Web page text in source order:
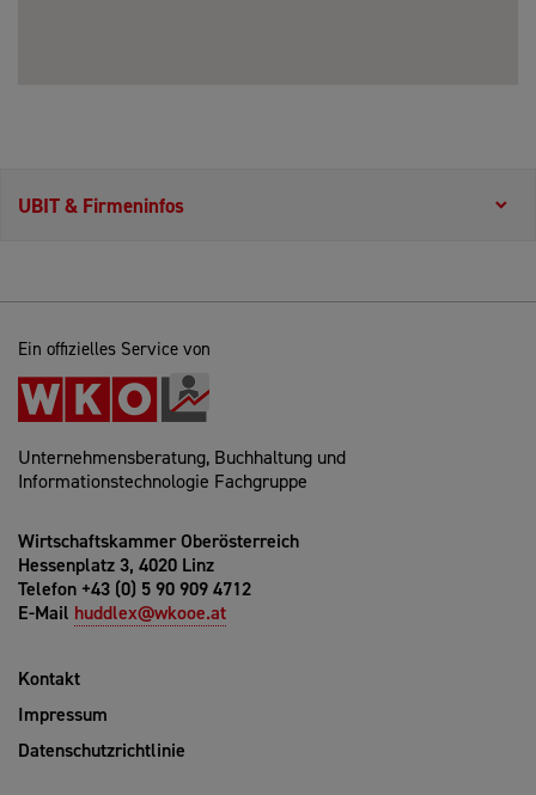
UBIT & Firmeninfos
Ein offizielles Service von
Unternehmensberatung, Buchhaltung und
Informationstechnologie Fachgruppe
Wirtschaftskammer Oberösterreich
Hessenplatz 3, 4020 Linz
Telefon +43 (0) 5 90 909 4712
E-Mail huddlex@wkooe.at
Kontakt
Impressum
Datenschutzrichtlinie